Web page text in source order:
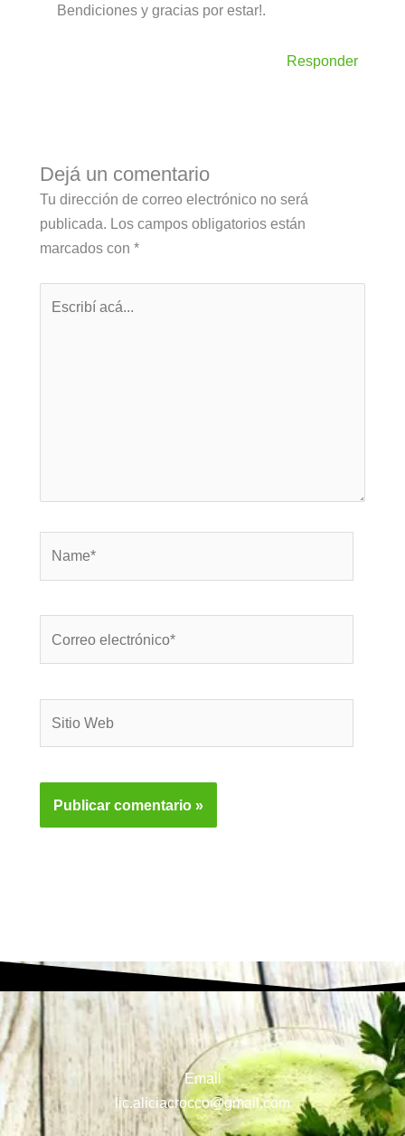
Bendiciones y gracias por estar!.
Responder
Dejá un comentario
Tu dirección de correo electrónico no será
publicada. Los campos obligatorios están
marcados con *
electrónico*
Email
lic.aliciacrocco@gmail.com